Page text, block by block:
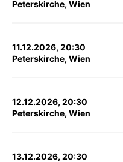
Peterskirche, Wien
11.12.2026, 20:30
Peterskirche, Wien
12.12.2026, 20:30
Peterskirche, Wien
13.12.2026, 20:30